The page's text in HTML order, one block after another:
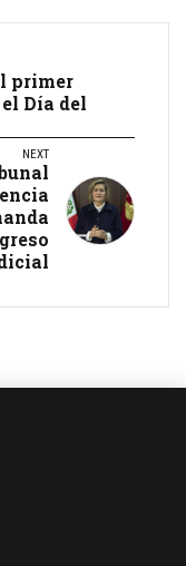
primer
Día del
NEXT